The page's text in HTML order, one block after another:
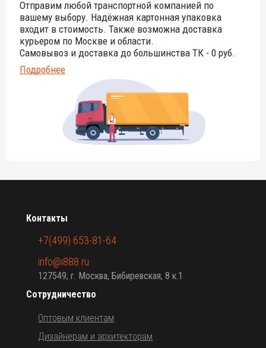
Отправим любой транспортной компанией по
вашему выбору. Надёжная картонная упаковка
входит в стоимость. Также возможна доставка
курьером по Москве и области.
Самовывоз и доставка до большинства ТК - 0 руб.
Подробнее
Сотрудничество
Оптовым клиентам
Дизайнерам и архитекторам
Контакты
+7(499) 653-81-64
info@i888.ru
127549, г. Москва, Бибиревская, 8 к.1